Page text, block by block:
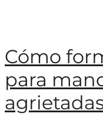
Cómo
para